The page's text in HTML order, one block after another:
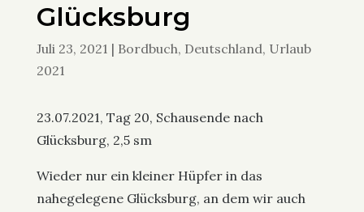
Glücksburg
Juli 23, 2021 | Bordbuch, Deutschland, Urlaub
2021
23.07.2021, Tag 20, Schausende nach
Glücksburg, 2,5 sm
Wieder nur ein kleiner Hüpfer in das
nahegelegene Glücksburg, an dem wir auch